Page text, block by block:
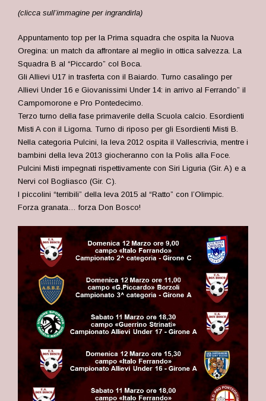
(clicca sull’immagine per ingrandirla)
Appuntamento top per la Prima squadra che ospita la Nuova
Oregina: un match da affrontare al meglio in ottica salvezza. La
Squadra B al “Piccardo” col Boca.
Gli Allievi U17 in trasferta con il Baiardo. Turno casalingo per
Allievi Under 16 e Giovanissimi Under 14: in arrivo al Ferrando” il
Campomorone e Pro Pontedecimo.
Terzo turno della fase primaverile della Scuola calcio. Esordienti
Misti A con il Ligorna. Turno di riposo per gli Esordienti Misti B.
Nella categoria Pulcini, la leva 2012 ospita il Vallescrivia, mentre i
bambini della leva 2013 giocheranno con la Polis alla Foce.
Pulcini Misti impegnati rispettivamente con Siri Liguria (Gir. A) e a
Nervi col Bogliasco (Gir. C).
I piccolini “terribili” della leva 2015 al “Ratto” con l’Olimpic.
Forza granata… forza Don Bosco!